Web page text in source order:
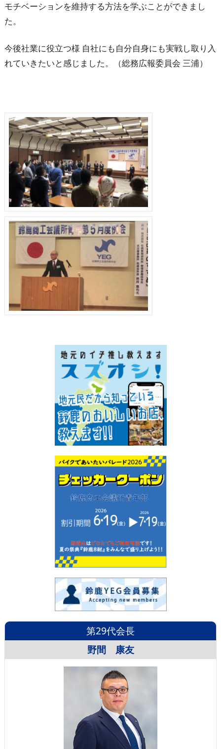
モチベーションを維持する方法を学ぶことができまし
た。
今後社業に役立つ様 自社にも自分自身にも実戦し取り入
れていきたいと感じました。（総務広報委員会 三浦）
第29代会長
野間 康友